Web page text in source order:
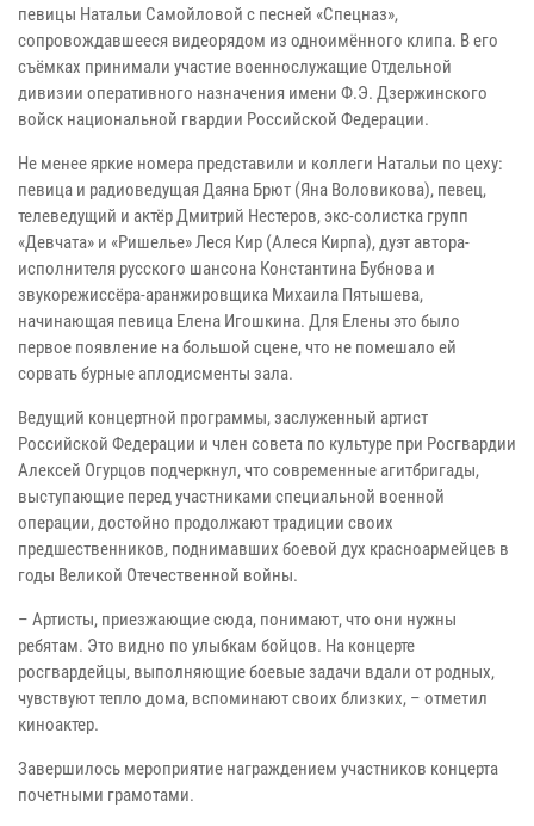
певицы Натальи Самойловой с песней «Спецназ»,
сопровождавшееся видеорядом из одноимённого клипа. В его
съёмках принимали участие военнослужащие Отдельной
дивизии оперативного назначения имени Ф.Э. Дзержинского
войск национальной гвардии Российской Федерации.
Не менее яркие номера представили и коллеги Натальи по цеху:
певица и радиоведущая Даяна Брют (Яна Воловикова), певец,
телеведущий и актёр Дмитрий Нестеров, экс-солистка групп
«Девчата» и «Ришелье» Леся Кир (Алеся Кирпа), дуэт автора-
исполнителя русского шансона Константина Бубнова и
звукорежиссёра-аранжировщика Михаила Пятышева,
начинающая певица Елена Игошкина. Для Елены это было
первое появление на большой сцене, что не помешало ей
сорвать бурные аплодисменты зала.
Ведущий концертной программы, заслуженный артист
Российской Федерации и член совета по культуре при Росгвардии
Алексей Огурцов подчеркнул, что современные агитбригады,
выступающие перед участниками специальной военной
операции, достойно продолжают традиции своих
предшественников, поднимавших боевой дух красноармейцев в
годы Великой Отечественной войны.
– Артисты, приезжающие сюда, понимают, что они нужны
ребятам. Это видно по улыбкам бойцов. На концерте
росгвардейцы, выполняющие боевые задачи вдали от родных,
чувствуют тепло дома, вспоминают своих близких, – отметил
киноактер.
Завершилось мероприятие награждением участников концерта
почетными грамотами.